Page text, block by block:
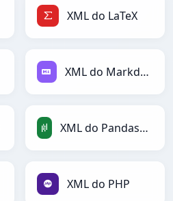
XML do LaTeX
XML do Markdown
XML do PandasDataFrame
XML do PHP